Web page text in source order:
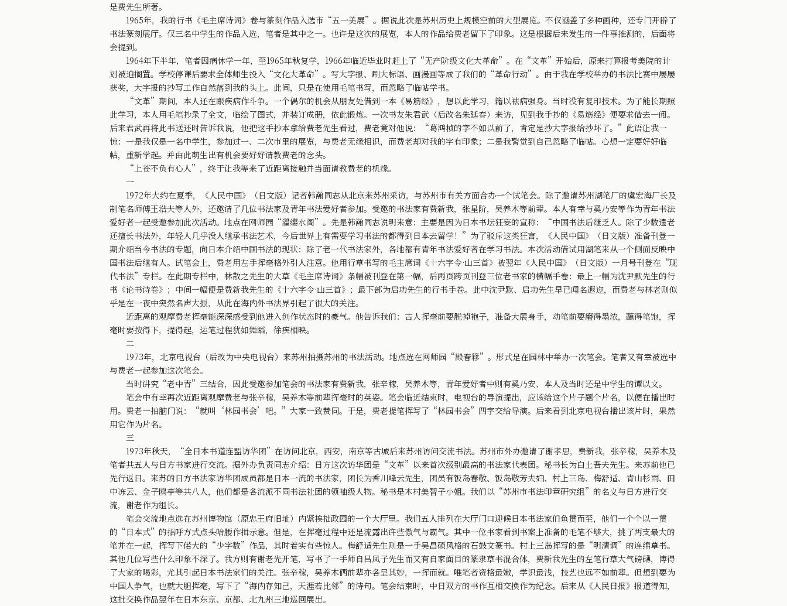
是费先生所著。
1965年，我的行书《毛主席诗词》卷与篆刻作品入选市“五一美展”。据说此次是苏州历史上规模空前的大型展览。不仅涵盖了多种画种，还专门开辟了
书法篆刻展厅。仅三名中学生的作品入选，笔者是其中之一。也许是这次的展览，本人的作品给费老留下了印象。这是根据后来发生的一件事推测的，后面将
会提到。
1964年下半年，笔者因病休学一年，至1965年秋复学，1966年临近毕业时赶上了“无产阶级文化大革命”。在“文革”开始后，原来打算报考美院的计
划被迫搁置。学校停课后要求全体师生投入“文化大革命”。写大字报、刷大标语、画漫画等成了我们的“革命行动”。由于我在学校举办的书法比赛中屡屡
获奖，大字报的抄写工作自然落到我的头上。此间，只是在使用毛笔书写，而忽略了临帖学书。
“文革”期间，本人还在跟疾病作斗争。一个偶尔的机会从朋友处借到一本《易筋经》，想以此学习，籍以祛病强身。当时没有复印技术。为了能长期照
此学习，本人用毛笔抄录了全文，临绘了图式，并装订成册，依此锻炼。一次书友朱君武（后改名朱延春）来访，见到我手抄的《易筋经》便要求借去一阅。
后来君武再将此书送还时告诉我说，他把这手抄本拿给费老先生看过，费老竟对他说：“葛鸿桢的字不如以前了，肯定是抄大字报给抄坏了。”此语让我一
惊：一是我仅是一名中学生，参加过一、二次市里的展览，与费老无缘相识，而费老却对我的字有印象；二是我警觉到自己忽略了临帖。心想一定要好好临
帖，重新学起。并由此萌生出有机会要好好请教费老的念头。
“上苍不负有心人”，终于让我等来了近距离接触并当面请教费老的机缘。
一
1972年大约在夏季，《人民中国》（日文版）记者韩瀚同志从北京来苏州采访，与苏州市有关方面合办一个试笔会。除了邀请苏州湖笔厂的虞宏海厂长及
制笔名师傅王浩夫等人外，还邀请了几位书法家及青年书法爱好者参加。受邀的书法家有费新我，张星阶，吴养木等前辈。本人有幸与奚乃安等作为青年书法
爱好者一起受邀参加此次活动。地点在网师园“濯缨水阁”。先是韩瀚同志说明来意：主要是因为日本书坛狂妄的宣称：“中国书法后继乏人。除了少数遗老
还擅长书法外，年轻人几乎没人继承书法艺术，今后世界上有需要学习书法的都得到日本去留学！”为了驳斥这类狂言，《人民中国》（日文版）准备刊登一
期介绍当今书法的专题，向日本介绍中国书法的现状：除了老一代书法家外，各地都有青年书法爱好者在学习书法。本次活动借试用湖笔来从一个侧面反映中
国书法后继有人。试笔会上，费老用左手挥毫格外引人注意。他用行草书写的毛主席词《十六字令·山三首》被翌年《人民中国》（日文版）一月号刊登在“现
代书法”专栏。在此期专栏中，林散之先生的大草《毛主席诗词》条幅被刊登在第一幅，后两页跨页刊登三位老书家的横幅手卷：最上一幅为沈尹默先生的行
书《论书诗卷》；中间一幅便是费新我先生的《十六字令·山三首》；最下部为启功先生的行书手卷。此中沈尹默、启功先生早已闻名遐迩，而费老与林老则似
乎是在一夜中突然名声大振，从此在海内外书法界引起了很大的关注。
近距离的观摩费老挥毫能深深感受到他进入创作状态时的豪气。他告诉我们：古人挥毫前要脱掉袍子，准备大展身手，动笔前要磨得墨浓，蘸得笔饱，挥
毫时要按得下，提得起，运笔过程犹如舞蹈，徐疾相映。
二
1973年，北京电视台（后改为中央电视台）来苏州拍摄苏州的书法活动。地点选在网师园“殿春簃”。形式是在园林中举办一次笔会。笔者又有幸被选中
与费老一起参加这次笔会。
当时讲究“老中青”三结合，因此受邀参加笔会的书法家有费新我，张辛稼，吴养木等，青年爱好者中则有奚乃安、本人及当时还是中学生的谭以文。
笔会中有幸再次近距离观摩费老与张辛稼，吴养木等前辈挥毫时的英姿。笔会临近结束时，电视台的导演提出，应该给这个片子题个片名，以便在播出时
用。费老一拍脑门说：“就叫‘林园书会’吧。”大家一致赞同。于是，费老提笔挥写了“林园书会”四字交给导演。后来看到北京电视台播出该片时，果然
用它作为片名。
三
1973年秋天，“全日本书道连盟访华团”在访问北京，西安，南京等古城后来苏州访问交流书法。苏州市外办邀请了谢孝思，费新我，张辛稼，吴养木及
笔者共五人与日方书家进行交流。据外办负责同志介绍：日方这次访华团是“文革”以来首次级别最高的书法家代表团。秘书长为白土吾夫先生。来苏前他已
先行返日。来苏的日方书法家访华团成员都是日本一流的书法家，团长为香川峰云先生，团员有饭岛春敬、饭岛敬芳夫妇、村上三岛、梅舒适、青山杉雨、田
中冻云、金子鸥亭等共八人，他们都是各流派不同书法社团的领袖级人物。秘书是木村美智子小姐。我们以“苏州市书法印章研究组”的名义与日方进行交
流，谢老作为组长。
笔会交流地点选在苏州博物馆（原忠王府旧址）内紧挨拙政园的一个大厅里。我们五人排列在大厅门口迎候日本书法家们鱼贯而至，他们一个个以一贯
的“日本式”的招呼方式点头哈腰作揖示意。但是，在挥毫过程中还是流露出许些傲气与霸气。其中一位书家看到书案上准备的毛笔不够大，挑了两支最大的
笔并在一起，挥写下偌大的“少字数”作品，其时着实有些惊人。梅舒适先生则是一手吴昌硕风格的石鼓文篆书。村上三岛挥写的是“明清调”的连绵草书。
其他几位写些什么印象不深了。我方则有谢老先开笔，写书了一手师自吕凤子先生而又有自家面目的篆隶草书混合体，费新我先生的左笔行草大气磅礴，博得
了大家的喝彩，尤其引起日本书法家们的关注。张辛稼，吴养木俩前辈亦各呈其妙，一挥而就。唯笔者资格最嫩，学识最浅，技艺也远不如前辈。但想到要为
中国人争气，也就大胆挥毫，写下了“海内存知己，天涯若比邻”的诗句。笔会结束时，中日双方的书作互相交换作为纪念。后来从《人民日报》报道得知，
这批交换作品翌年在日本东京、京都、北九州三地巡回展出。